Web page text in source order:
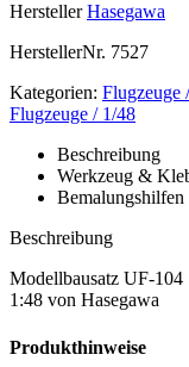
Hersteller Hasegawa
HerstellerNr. 7527
Kategorien: Flugzeuge
Flugzeuge / 1/48
Beschreibung
Werkzeug &
Bemalungshilfen
Beschreibung
Modellbausatz UF-
1:48 von Hasegawa
Produkthinweise